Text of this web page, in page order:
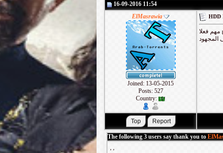
16-09-2016 11:54
ElMasrawia
Joined: 13-05-2015
Posts: 527
Country:
مهم فعلا
المجهود
The following 3 users say thank you to
, ,